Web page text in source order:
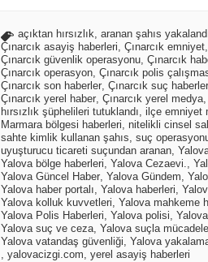
açıktan hırsızlık, aranan şahıs
Çınarcık asayiş haberleri, Çınarcık emniyet,
Çınarcık güvenlik operasyonu, Çınarcık
Çınarcık operasyon, Çınarcık polis
Çınarcık son haberler, Çınarcık suç
Çınarcık yerel haber, Çınarcık yerel medya,
hırsızlık şüphelileri tutuklandı, ilçe emniyet
Marmara bölgesi haberleri, nitelikli cinsel
sahte kimlik kullanan şahıs, suç
uyuşturucu ticareti suçundan aranan,
Yalova bölge haberleri, Yalova Cezaevi.,
Yalova Güncel Haber, Yalova Gündem,
Yalova haber portalı, Yalova haberleri,
Yalova kolluk kuvvetleri, Yalova mahkeme
Yalova Polis Haberleri, Yalova polisi,
Yalova suç ve ceza, Yalova suçla mücadele
Yalova vatandaş güvenliği, Yalova
, yalovacizgi.com, yerel asayiş haberleri